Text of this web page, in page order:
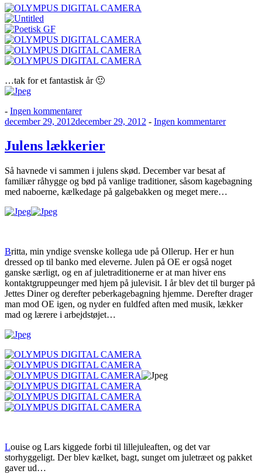
…tak for et fantastisk år 🙂
- Ingen kommentarertil
2012
Udgivet
december 29, 2012december 29, 2012 - Ingen kommentarertil
Julens lækkerier
Så havnede vi sammen i julens skød. December var besat af
familiær råhygge og bød på vanlige traditioner, såsom kagebagning
med naboerne, kælkedage på galgebakken og meget mere…
Britta, min yndige svenske kollega ude på Ollerup. Her er hun
dressed op til banko med eleverne. Julen på OE er også noget
ganske særligt, og en af juletraditionerne er at man hiver ens
kontaktgruppeunger med hjem på julevisit. I år blev det til burger på
Jettes Diner og derefter peberkagebagning hjemme. Derefter drager
man mod OE igen, og nyder en fuldfed aften med musik, lækker
mad og lærere i arbejdstøjet…
Louise og Lars kiggede forbi til lillejuleaften, og det var
storhyggeligt. Der blev kælket, bagt, sunget om juletræet og pakket
gaver ud…